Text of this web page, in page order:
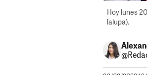
Hoy lunes
lalupa).